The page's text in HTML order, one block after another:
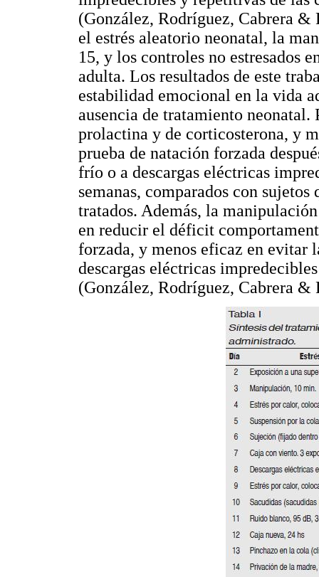
(González, Rodríguez, Cabrera &
el estrés aleatorio neonatal, la
15, y los controles no estresados
adulta. Los resultados de este
estabilidad emocional en la vida
ausencia de tratamiento
prolactina y de corticosterona, y
prueba de natación forzada
frío o a descargas eléctricas
semanas, comparados con
tratados. Además, la
en reducir el déficit
forzada, y menos eficaz en evitar
descargas eléctricas
(González, Rodríguez, Cabrera &